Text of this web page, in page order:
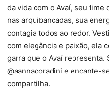
da vida com o Avaí, seu time
nas arquibancadas, sua
contagia todos ao redor.
com elegância e paixão, ela
garra que o Avaí representa.
@aannacoradini e encante-
compartilha.